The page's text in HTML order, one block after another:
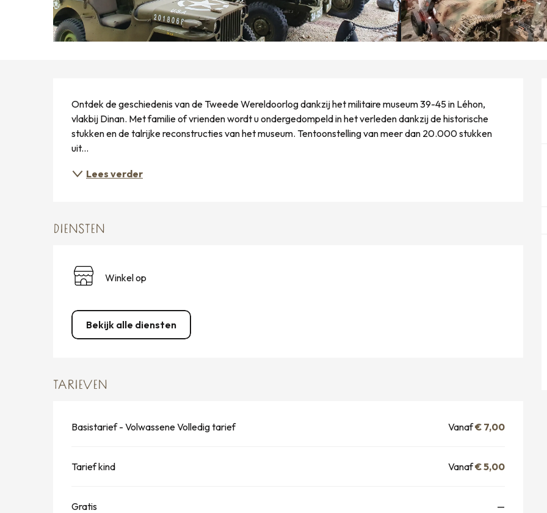
Ontdek de geschiedenis van de Tweede Wereldoorlog dankzij het militaire museum 39-45 in Léhon,
vlakbij Dinan. Met familie of vrienden wordt u ondergedompeld in het verleden dankzij de historische
stukken en de talrijke reconstructies van het museum. Tentoonstelling van meer dan 20.000 stukken
uit...
Lees verder
DIENSTEN
Winkel op
Bekijk alle diensten
TARIEVEN
Basistarief - Volwassene Volledig tarief Vanaf€ 7,00
Tarief kind Vanaf€ 5,00
Gratis —